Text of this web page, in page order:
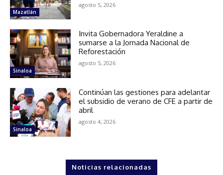
Mazatlán
agosto 5, 2026
Sinaloa
Invita Gobernadora Yeraldine a
sumarse a la Jornada Nacional de
Reforestación
agosto 5, 2026
Sinaloa
Continúan las gestiones para adelantar
el subsidio de verano de CFE a partir de
abril
agosto 4, 2026
Noticias relacionadas